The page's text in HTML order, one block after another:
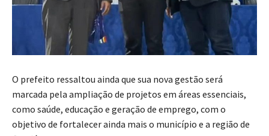
O prefeito ressaltou ainda que sua nova gestão será
marcada pela ampliação de projetos em áreas essenciais,
como saúde, educação e geração de emprego, com o
objetivo de fortalecer ainda mais o município e a região de